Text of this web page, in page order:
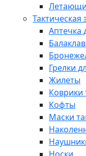
Тактическая
Аптечка
Грелки
Жилеты
Коврики
Кофты
Маски